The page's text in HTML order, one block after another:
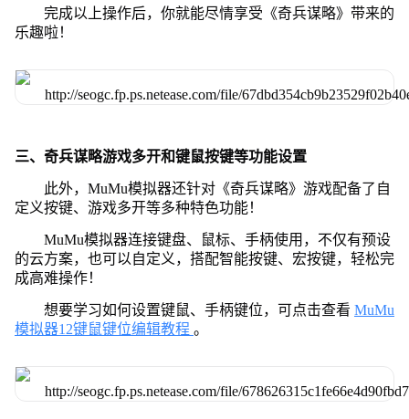
完成以上操作后，你就能尽情享受《奇兵谋略》带来的
乐趣啦！
三、奇兵谋略游戏多开和键鼠按键等功能设置
此外，MuMu模拟器还针对《奇兵谋略》游戏配备了自
定义按键、游戏多开等多种特色功能！
MuMu模拟器连接键盘、鼠标、手柄使用，不仅有预设
的云方案，也可以自定义，搭配智能按键、宏按键，轻松完
成高难操作！
想要学习如何设置键鼠、手柄键位，可点击查看 MuMu
模拟器12键鼠键位编辑教程 。